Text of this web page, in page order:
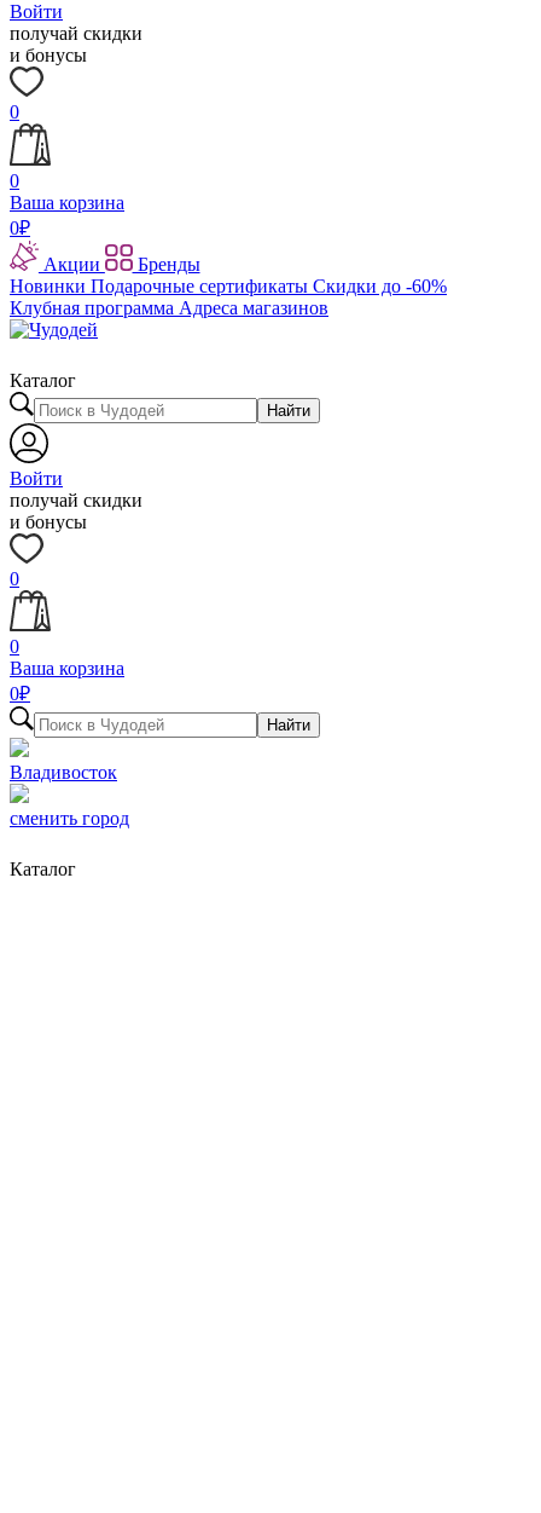
Войти
получай скидки
и бонусы
0
0
Ваша корзина
0₽
Акции
Бренды
Новинки Подарочные сертификаты Скидки до -60%
Клубная программа Адреса магазинов
Каталог
Найти
Войти
получай скидки
и бонусы
0
0
Ваша корзина
0₽
Найти
Владивосток
сменить город
Каталог